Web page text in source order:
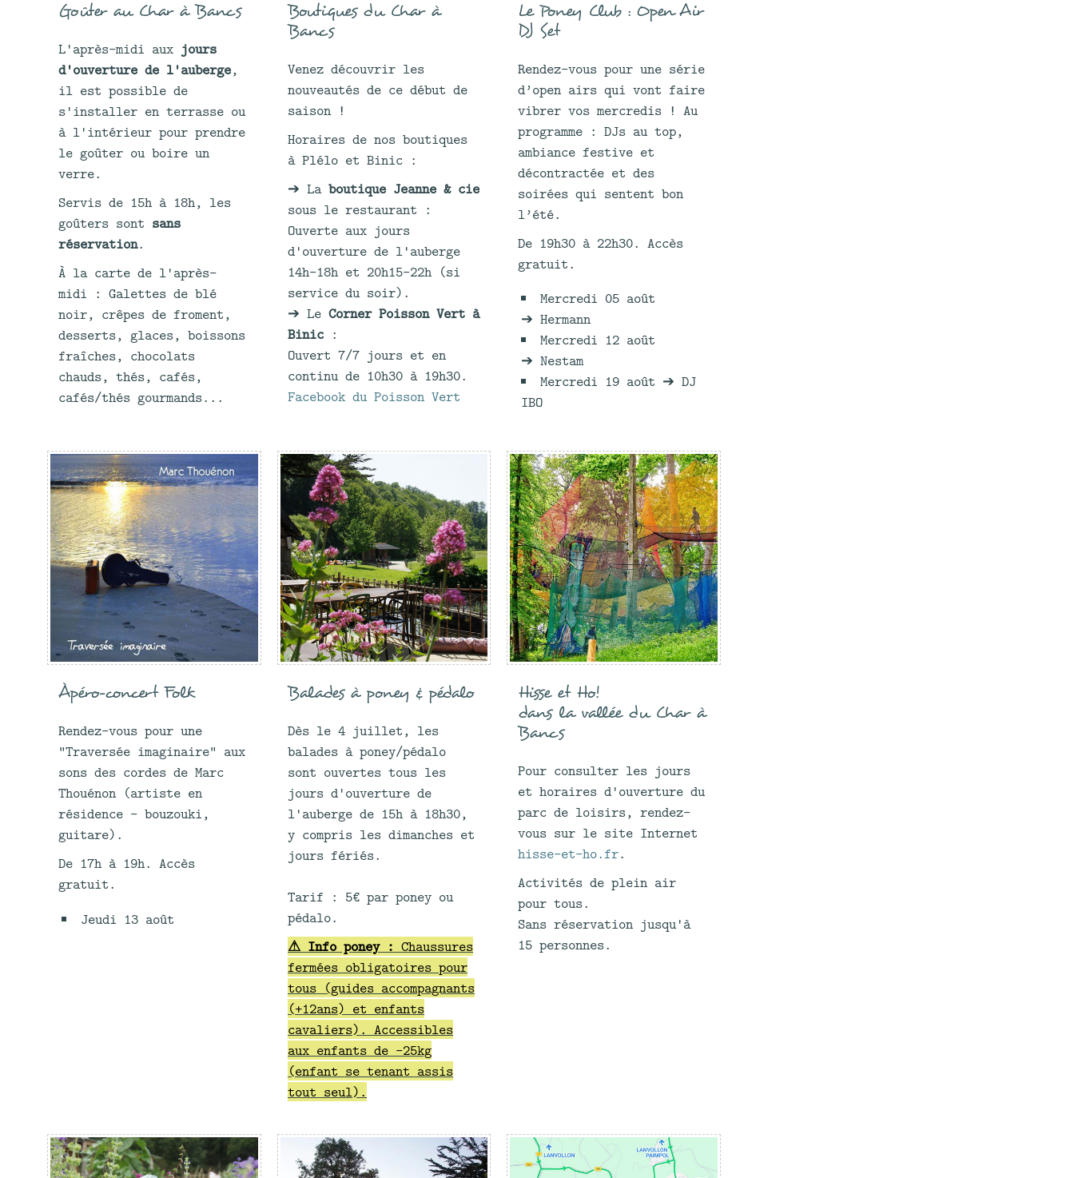
Goûter au Char à Bancs
L'après-midi aux jours
d'ouverture de l'auberge,
il est possible de
s'installer en terrasse ou
à l'intérieur pour prendre
le goûter ou boire un
verre.
Servis de 15h à 18h, les
goûters sont sans
réservation.
À la carte de l'après-
midi : Galettes de blé
noir, crêpes de froment,
desserts, glaces, boissons
fraîches, chocolats
chauds, thés, cafés,
cafés/thés gourmands...
Boutiques du Char à
Bancs
Venez découvrir les
nouveautés de ce début de
saison !
Horaires de nos boutiques
à Plélo et Binic :
➔ Laboutique Jeanne & cie
sous le restaurant :
Ouverte aux jours
d'ouverture de l'auberge
14h-18h et 20h15-22h (si
service du soir).
➔ LeCorner Poisson Vert à
Binic :
Ouvert 7/7 jours et en
continu de 10h30 à 19h30.
Facebook du Poisson Vert
Le Poney Club : Open Air
DJ Set
Rendez-vous pour une série
d’open airs qui vont faire
vibrer vos mercredis ! Au
programme : DJs au top,
ambiance festive et
décontractée et des
soirées qui sentent bon
l’été.
De 19h30 à 22h30. Accès
gratuit.
Mercredi 05 août
➔ Hermann
Mercredi 12 août
➔ Nestam
Mercredi 19 août ➔ DJ
IBO
Àpéro-concert Folk
Rendez-vous pour une
"Traversée imaginaire" aux
sons des cordes de Marc
Thouénon (artiste en
résidence - bouzouki,
guitare).
De 17h à 19h. Accès
gratuit.
Jeudi 13 août
Balades à poney & pédalo
Dès le 4 juillet, les
balades à poney/pédalo
sont ouvertes tous les
jours d'ouverture de
l'auberge de 15h à 18h30,
y compris les dimanches et
jours fériés.
Tarif : 5€ par poney ou
pédalo.
⚠ Info poney : Chaussures
fermées obligatoires pour
tous (guides accompagnants
(+12ans) et enfants
cavaliers). Accessibles
aux enfants de -25kg
(enfant se tenant assis
tout seul).
Hisse et Ho!
dans la vallée du Char à
Bancs
Pour consulter les jours
et horaires d'ouverture du
parc de loisirs, rendez-
vous sur le site Internet
hisse-et-ho.fr.
Activités de plein air
pour tous.
Sans réservation jusqu'à
15 personnes.